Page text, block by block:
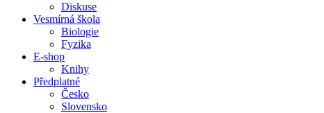
Diskuse
Vesmírná škola
Biologie
Fyzika
E-shop
Knihy
Předplatné
Česko
Slovensko